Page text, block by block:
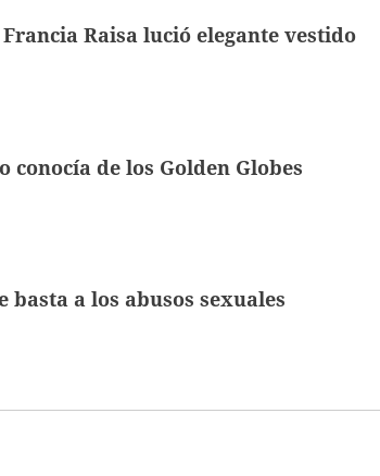
Raisa lució elegante vestido
conocía de los Golden Globes
basta a los abusos sexuales